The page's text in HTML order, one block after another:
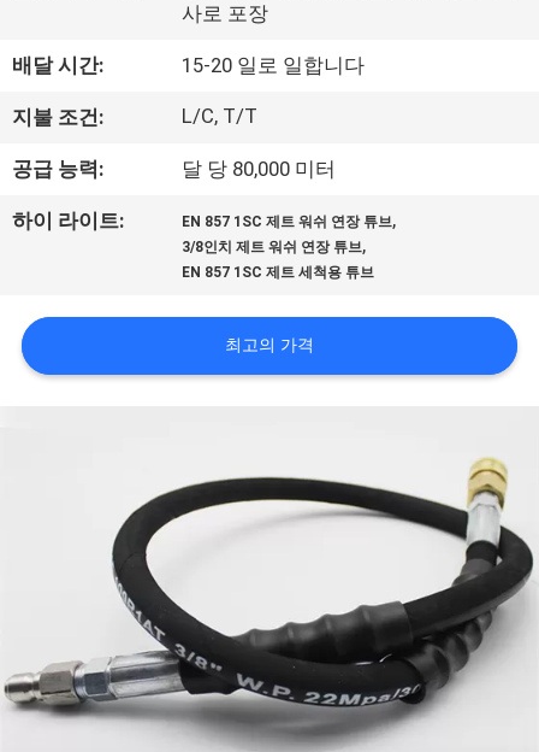
공
장
학
질
관
사로 포장
배달 시간: 15-20 일로 일합니다
지불 조건: L/C, T/T
공급 능력: 달 당 80,000 미터
하이 라이트: EN 857 1SC 제트 워쉬 연장 튜브,
3/8인치 제트 워쉬 연장 튜브,
EN 857 1SC 제트 세척용 튜브
최고의 가격